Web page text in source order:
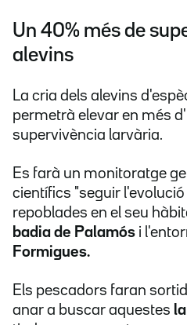
Un 40% més de
alevins
La cria dels alevins
permetrà elevar en més
supervivència larvària.
Es farà un monitoratge
científics "seguir l'evolució
repoblades en el seu
badia de Palamós i
Formigues.
Els pescadors faran
anar a buscar aquestes